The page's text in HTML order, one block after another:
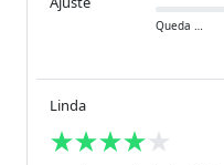
Queda ajustado
Linda